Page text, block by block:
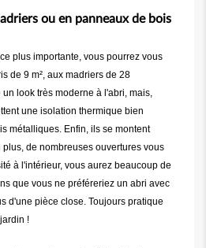
ou en panneaux de bois
plus importante, vous pourrez vous
de 9 m², aux madriers de 28
look très moderne à l'abri, mais,
une isolation thermique bien
métalliques. Enfin, ils se montent
de nombreuses ouvertures vous
à l'intérieur, vous aurez beaucoup de
que vous ne préféreriez un abri avec
d'une pièce close. Toujours pratique
!